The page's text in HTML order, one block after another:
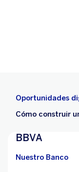
Oportunidades
Cómo construir
BBVA
Nuestro Banco